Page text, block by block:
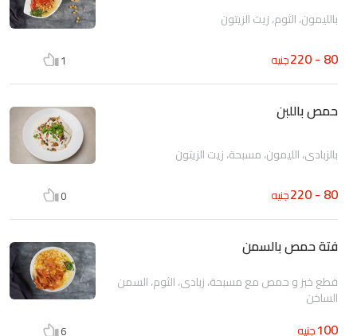
بالليمون، الثوم، زيت الزيتون
80 - 220 جنيه 1
حمص باللبن
بالزبادى، الليمون، مسبحة، زيت الزيتون
80 - 220 جنيه 0
فتة حمص بالسمن
قطع خبز و حمص مع مسبحة، زبادى، الثوم، السمن
الساخن
100جنيه 6